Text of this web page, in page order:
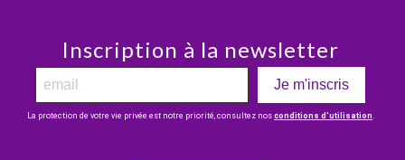
Inscription à la newsletter
Je m'inscris
La protection de votre vie privée est notre priorité, consultez nos conditions d’utilisation